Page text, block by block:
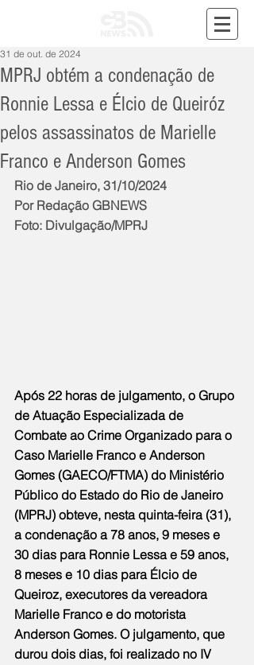
MPRJ obtém a condenação de
Ronnie Lessa e Élcio de Queiróz
pelos assassinatos de Marielle
Franco e Anderson Gomes
31 de out. de 2024
Rio de Janeiro, 31/10/2024
Por Redação GBNEWS
Foto: Divulgação/MPRJ
Após 22 horas de julgamento, o Grupo
de Atuação Especializada de
Combate ao Crime Organizado para o
Caso Marielle Franco e Anderson
Gomes (GAECO/FTMA) do Ministério
Público do Estado do Rio de Janeiro
(MPRJ) obteve, nesta quinta-feira (31),
a condenação a 78 anos, 9 meses e
30 dias para Ronnie Lessa e 59 anos,
8 meses e 10 dias para Élcio de
Queiroz, executores da vereadora
Marielle Franco e do motorista
Anderson Gomes. O julgamento, que
durou dois dias, foi realizado no IV